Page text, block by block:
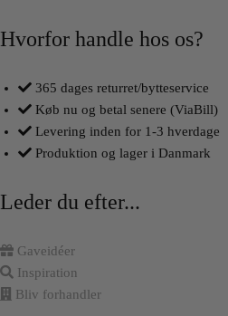
Hvorfor handle hos os?
365 dages returret/bytteservice
Køb nu og betal senere (ViaBill)
Levering inden for 1-3 hverdage
Produktion og lager i Danmark
Leder du efter...
Gaveidéer
Inspiration
Bliv forhandler